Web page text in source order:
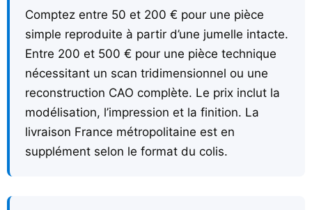
Comptez entre 50 et 200 € pour une pièce
simple reproduite à partir d’une jumelle intacte.
Entre 200 et 500 € pour une pièce technique
nécessitant un scan tridimensionnel ou une
reconstruction CAO complète. Le prix inclut la
modélisation, l’impression et la finition. La
livraison France métropolitaine est en
supplément selon le format du colis.